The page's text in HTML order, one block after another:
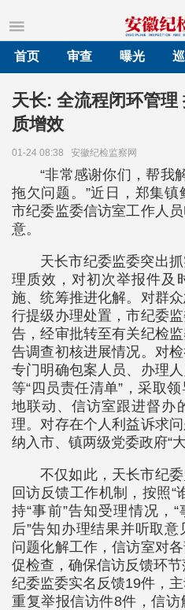
首页
审查 曝光
天长: 全流程闭环管理
质增效
01-24 08:38 安徽纪检监察网
“非常感谢你们，帮我
拖欠问题。”近日，郑集
市纪委监委信访室工作人
意。
天长市纪委监委突出
理质效，对初次举报件及
施、统筹推进化解。对群
行提级办理处置，市纪委
告，经审批转至有关纪检
告调查初核进展情况。对
专门明确包案人员、办理
等“四员责任清单”，采取
地联动、信访室跟进督办
理。对存在个人利益诉求
纳入市、镇两级党委政府“
不仅如此，天长市纪
回访反馈工作机制，按照“
持“事前”告知受理情况，
后”告知办理结果并听取
问题化解工作，信访室对
促检查，确保信访反馈环
纪委监委实名反馈19件，
重复举报信访件8件，信